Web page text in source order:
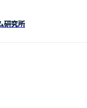
研究所